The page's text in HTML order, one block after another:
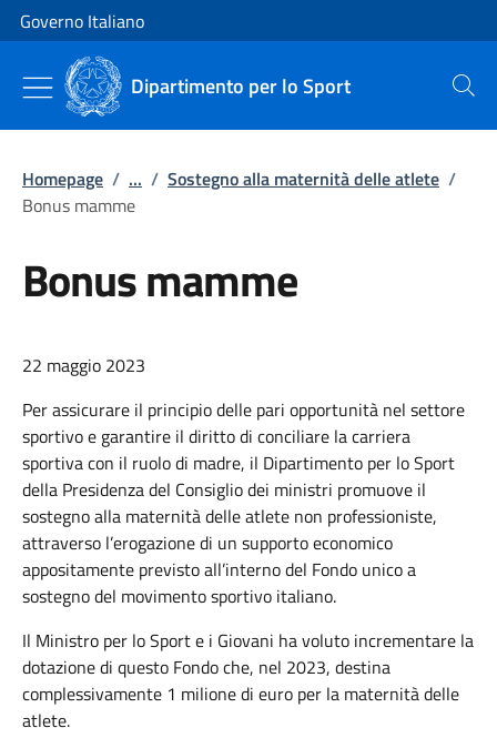
Vai al contenuto
Vai alla navigazione del sito
Governo Italiano
Dipartimento per lo Sport Cerca
Homepage / ... / Sostegno alla maternità delle atlete /
Bonus mamme
Bonus mamme
22 maggio 2023
Per assicurare il principio delle pari opportunità nel settore
sportivo e garantire il diritto di conciliare la carriera
sportiva con il ruolo di madre, il Dipartimento per lo Sport
della Presidenza del Consiglio dei ministri promuove il
sostegno alla maternità delle atlete non professioniste,
attraverso l’erogazione di un supporto economico
appositamente previsto all’interno del Fondo unico a
sostegno del movimento sportivo italiano.
Il Ministro per lo Sport e i Giovani ha voluto incrementare la
dotazione di questo Fondo che, nel 2023, destina
complessivamente 1 milione di euro per la maternità delle
atlete.